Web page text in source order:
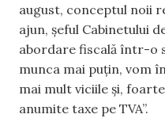
august, conceptul noii
ajun, șeful Cabinetului
abordare fiscală într-o
munca mai puțin, vom
mai mult viciile și,
anumite taxe pe TVA”.